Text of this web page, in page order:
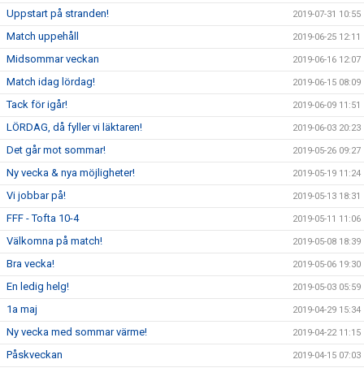
Uppstart på stranden! 2019-07-31 10:55
Match uppehåll 2019-06-25 12:11
Midsommar veckan 2019-06-16 12:07
Match idag lördag! 2019-06-15 08:09
Tack för igår! 2019-06-09 11:51
LÖRDAG, då fyller vi läktaren! 2019-06-03 20:23
Det går mot sommar! 2019-05-26 09:27
Ny vecka & nya möjligheter! 2019-05-19 11:24
Vi jobbar på! 2019-05-13 18:31
FFF - Tofta 10-4 2019-05-11 11:06
Välkomna på match! 2019-05-08 18:39
Bra vecka! 2019-05-06 19:30
En ledig helg! 2019-05-03 05:59
1a maj 2019-04-29 15:34
Ny vecka med sommar värme! 2019-04-22 11:15
Påskveckan 2019-04-15 07:03